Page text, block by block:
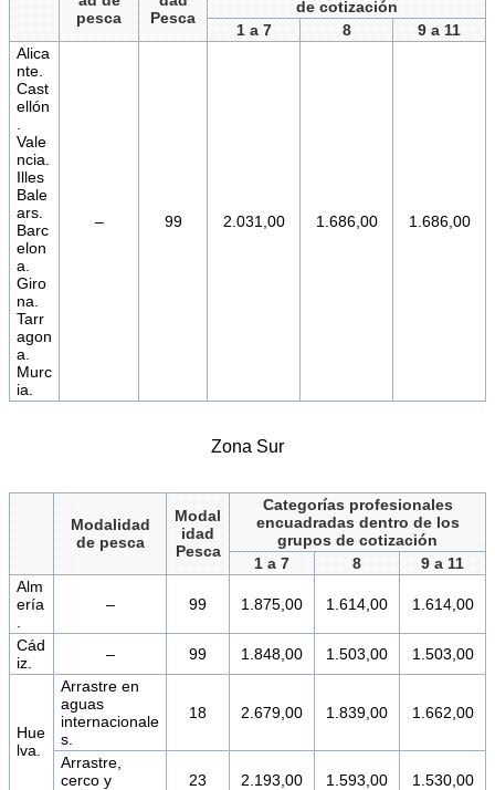
pesca
Pesca
de cotización
1 a 7
8
9 a 11
Alica
nte.
Cast
ellón
.
Vale
ncia.
Illes
Bale
ars.
Barc
elon
a.
Giro
na.
Tarr
agon
a.
Murc
ia.
– 99 2.031,00 1.686,00 1.686,00
Zona Sur
Modalidad
de pesca
Modal
idad
Pesca
Categorías profesionales
encuadradas dentro de los
grupos de cotización
1 a 7
8
9 a 11
Alm
ería
.
– 99 1.875,00 1.614,00 1.614,00
Cád
iz.
– 99 1.848,00 1.503,00 1.503,00
Hue
lva.
Arrastre en
aguas
internacionale
s.
18 2.679,00 1.839,00 1.662,00
Arrastre,
cerco y
23 2.193,00 1.593,00 1.530,00